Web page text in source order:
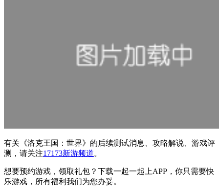
有关 《洛克王国：世界》 的后续测试消息、攻略解说、游戏评
测，请关注17173新游频道。
想要预约游戏，领取礼包？下载一起一起上APP，你只需要快
乐游戏，所有福利我们为您办妥。